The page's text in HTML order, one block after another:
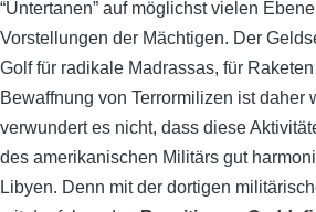
“Untertanen” auf möglichst vielen
Vorstellungen der Mächtigen. Der
Golf für radikale Madrassas, für
Bewaffnung von Terrormilizen ist daher
verwundert es nicht, dass diese
des amerikanischen Militärs gut
Libyen. Denn mit der dortigen